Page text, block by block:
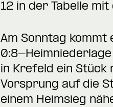
12 in der Tabelle
Am Sonntag kommt
0:8-
in Krefeld ein Stück
Vorsprung auf die
einem Heimsieg